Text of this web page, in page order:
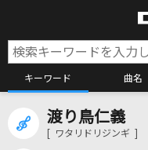
キーワード 曲名
渡り鳥仁義
[ ワタリドリジンギ ]